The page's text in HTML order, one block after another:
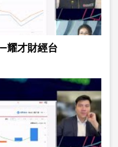
耀才財經台